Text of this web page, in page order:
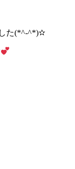
た(*^-^*)✫